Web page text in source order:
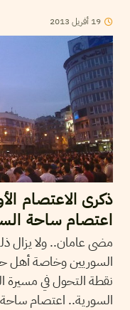
19 أفريل 2013
ذكرى الاعتصام
اعتصام ساحة الساعة
مضى عامان.. ولا يزال
السوريين وخاصة أهل
نقطة التحول في مسيرة
السورية.. اعتصام ساحة